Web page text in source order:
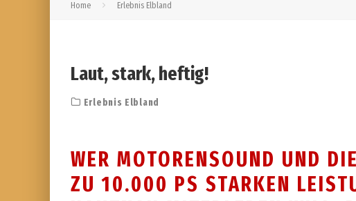
Home Erlebnis Elbland
Laut, stark, heftig!
Erlebnis Elbland
WER MOTORENSOUND UND
ZU 10.000 PS STARKEN